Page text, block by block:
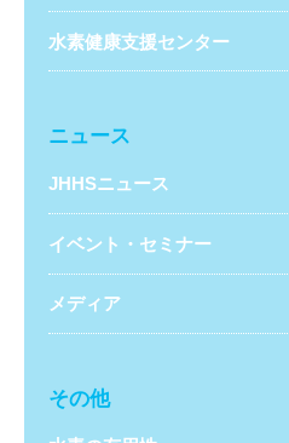
水素健康支援センター
ニュース
JHHSニュース
イベント・セミナー
メディア
その他